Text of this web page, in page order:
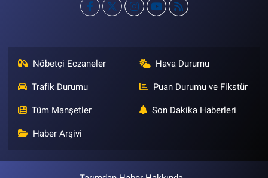
Nöbetçi Eczaneler Hava Durumu
Trafik Durumu Puan Durumu ve Fikstür
Tüm Manşetler Son Dakika Haberleri
Haber Arşivi